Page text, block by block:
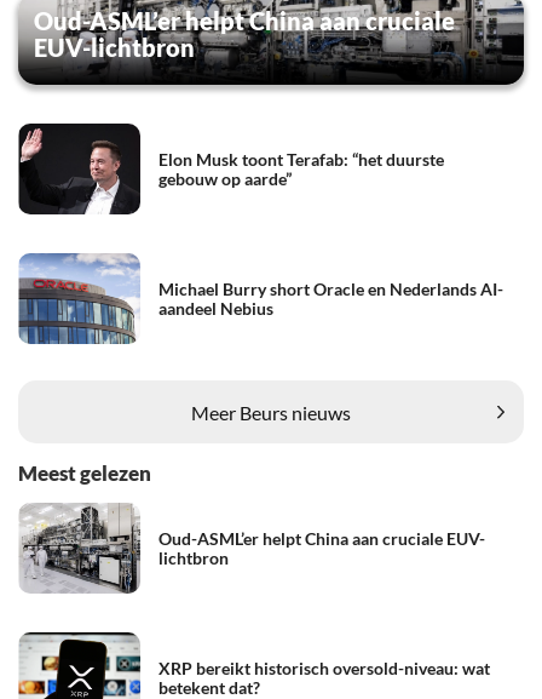
Oud-ASML’er helpt China aan cruciale
EUV-lichtbron
Elon Musk toont Terafab: “het duurste
gebouw op aarde”
Michael Burry short Oracle en Nederlands AI-
aandeel Nebius
Meer Beurs nieuws
Meest gelezen
Oud-ASML’er helpt China aan cruciale EUV-
lichtbron
XRP bereikt historisch oversold-niveau: wat
betekent dat?